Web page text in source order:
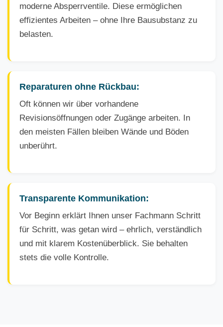
moderne Absperrventile. Diese ermöglichen
effizientes Arbeiten – ohne Ihre Bausubstanz zu
belasten.
Reparaturen ohne Rückbau:
Oft können wir über vorhandene
Revisionsöffnungen oder Zugänge arbeiten. In
den meisten Fällen bleiben Wände und Böden
unberührt.
Transparente Kommunikation:
Vor Beginn erklärt Ihnen unser Fachmann Schritt
für Schritt, was getan wird – ehrlich, verständlich
und mit klarem Kostenüberblick. Sie behalten
stets die volle Kontrolle.